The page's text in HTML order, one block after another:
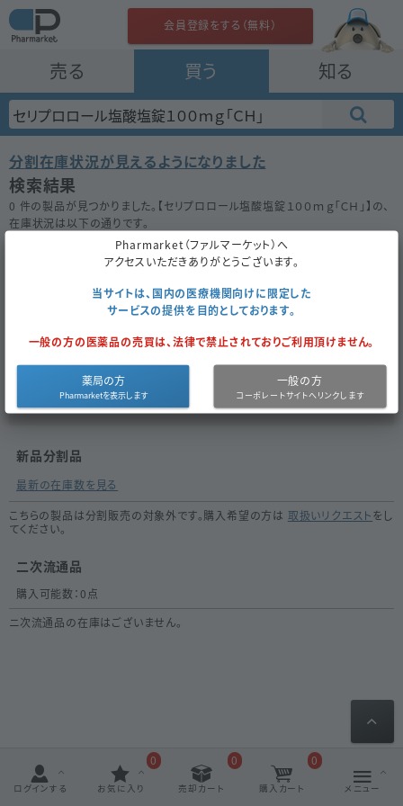
売る 買う 知る
会員登録をする（無料）
分割在庫状況が見えるようになりました
検索結果
0 件の製品が見つかりました。【セリプロロール塩酸塩錠１００ｍｇ「ＣＨ」 】の、
在庫状況は以下の通りです。
在庫がない場合は★ボタンを押してお気に入り登録をしておきましょう。
200件
セリプロロール塩酸塩錠１００ｍｇ「ＣＨ」
お気に入り
服
医薬品
種別
発
セリプロロー
ル塩酸塩
で探す
新品分割品
最新の在庫数を見る
こちらの製品は分割販売の対象外です。購入希望の方は 取扱いリクエストをし
てください。
二次流通品
購入可能数：0点
ニ次流通品の在庫はございません。
ログインする お気に入り
0
売却カート
0
購入カート
0
メニュー
Pharmarket（ファルマーケット）へ
アクセスいただきありがとうございます。
当サイトは、国内の医療機関向けに限定した
サービスの提供を目的としております。
一般の方の医薬品の売買は、法律で禁止されておりご利用頂けません。
薬局の方 一般の方